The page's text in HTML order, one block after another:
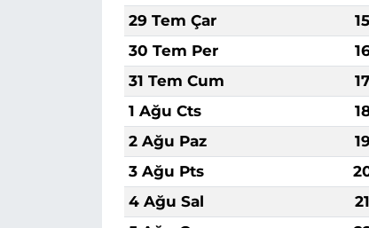
29 Tem Çar
30 Tem Per
31 Tem Cum
1 Ağu Cts
2 Ağu Paz
3 Ağu Pts
4 Ağu Sal